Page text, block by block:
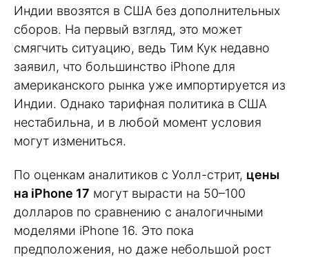
Индии ввозятся в США без дополнительных
сборов. На первый взгляд, это может
смягчить ситуацию, ведь Тим Кук недавно
заявил, что большинство iPhone для
американского рынка уже импортируется из
Индии. Однако тарифная политика в США
нестабильна, и в любой момент условия
могут измениться.
По оценкам аналитиков с Уолл-стрит, цены
на iPhone 17 могут вырасти на 50–100
долларов по сравнению с аналогичными
моделями iPhone 16. Это пока
предположения, но даже небольшой рост